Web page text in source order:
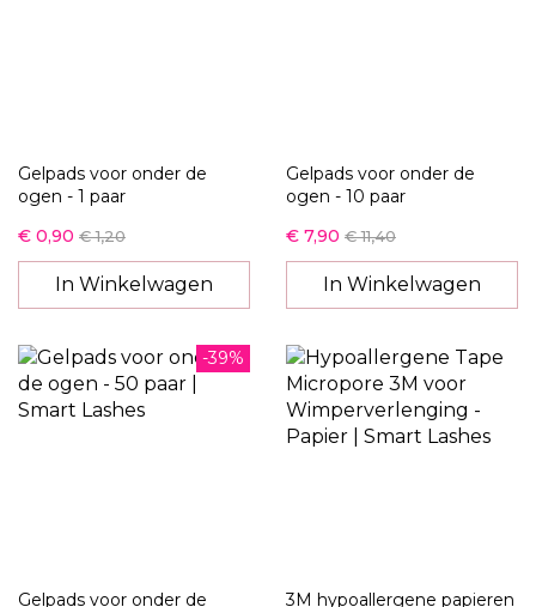
Gelpads voor onder de
ogen - 1 paar
€ 0,90 € 1,20
In Winkelwagen
Gelpads voor onder de
ogen - 10 paar
€ 7,90 € 11,40
In Winkelwagen
-39%
Gelpads voor onder de 3M hypoallergene papieren